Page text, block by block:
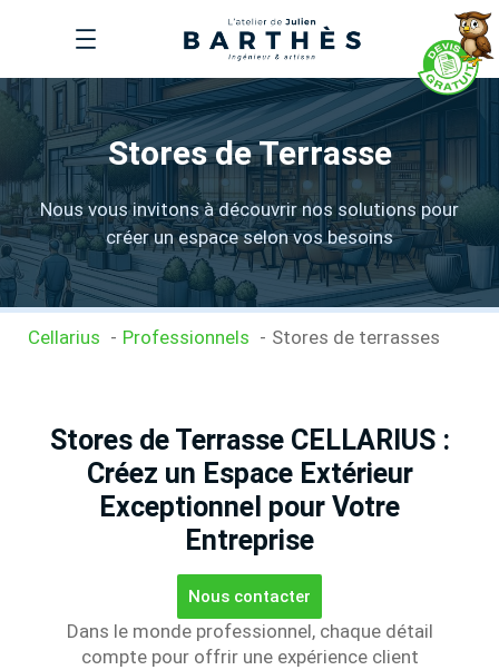
Stores de Terrasse
Nous vous invitons à découvrir nos solutions pour
créer un espace selon vos besoins
Cellarius Professionnels Stores de terrasses
Stores de Terrasse CELLARIUS :
Créez un Espace Extérieur
Exceptionnel pour Votre
Entreprise
Nous contacter
Dans le monde professionnel, chaque détail
compte pour offrir une expérience client